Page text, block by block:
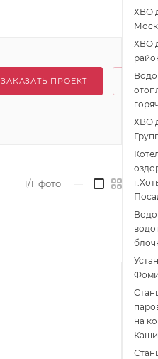
ЗАКАЗАТЬ ПРОЕКТ
1/1 фото
ХВО
ХВО
ХВО
на